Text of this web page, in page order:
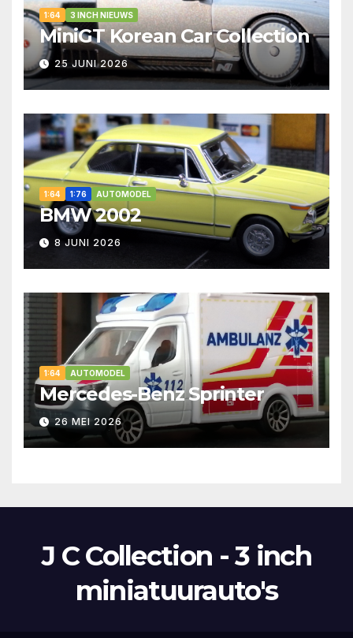
1:64 3 INCH NIEUWS
MiniGT Korean Car Collection
25 JUNI 2026
1:64 1:76 AUTOMODEL
BMW 2002
8 JUNI 2026
1:64 AUTOMODEL
Mercedes-Benz Sprinter
26 MEI 2026
J C Collection - 3 inch
miniatuurauto's